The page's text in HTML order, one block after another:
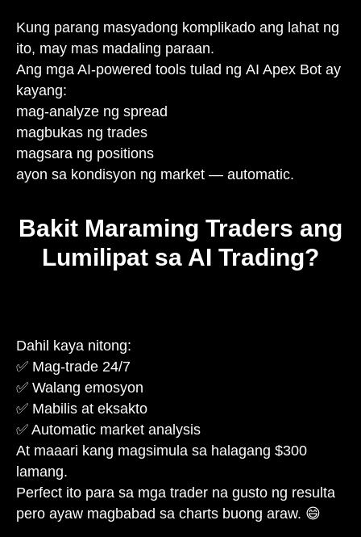
Kung parang masyadong komplikado ang lahat ng
ito, may mas madaling paraan.
Ang mga AI-powered tools tulad ng AI Apex Bot ay
kayang:
mag-analyze ng spread
magbukas ng trades
magsara ng positions
ayon sa kondisyon ng market — automatic.
Bakit Maraming Traders ang
Lumilipat sa AI Trading?
Dahil kaya nitong:
✅ Mag-trade 24/7
✅ Walang emosyon
✅ Mabilis at eksakto
✅ Automatic market analysis
At maaari kang magsimula sa halagang $300
lamang.
Perfect ito para sa mga trader na gusto ng resulta
pero ayaw magbabad sa charts buong araw. 😄